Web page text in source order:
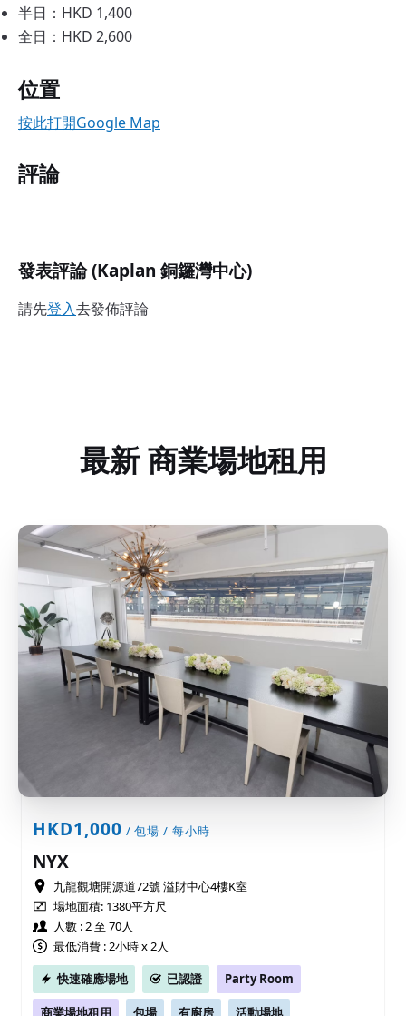
半日：HKD 1,400
全日：HKD 2,600
位置
按此打開Google Map
評論
發表評論 (Kaplan 銅鑼灣中心)
請先登入去發佈評論
最新 商業場地租用
HKD1,000 / 包場 / 每小時
NYX
九龍觀塘開源道72號 溢財中心4樓K室
場地面積: 1380平方尺
人數 : 2 至 70人
最低消費 : 2小時 x 2人
快速確應場地
已認證 Party Room
商業場地租用 包場 有廚房 活動場地